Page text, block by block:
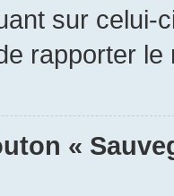
sur
rapporter le
«